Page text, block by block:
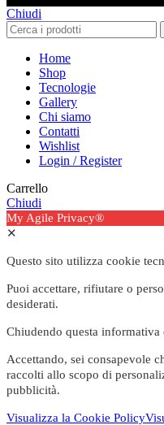
Chiudi
Home
Shop
Tecnologie
Gallery
Chi siamo
Contatti
Wishlist
Login / Register
Carrello
Chiudi
My Agile Privacy®
✕
Questo sito utilizza cookie
Puoi accettare, rifiutare o
desiderati.
Chiudendo questa informativa
Accettando, sei consapevole
raccolti allo scopo di
pubblicità.
Visualizza la Cookie Policy